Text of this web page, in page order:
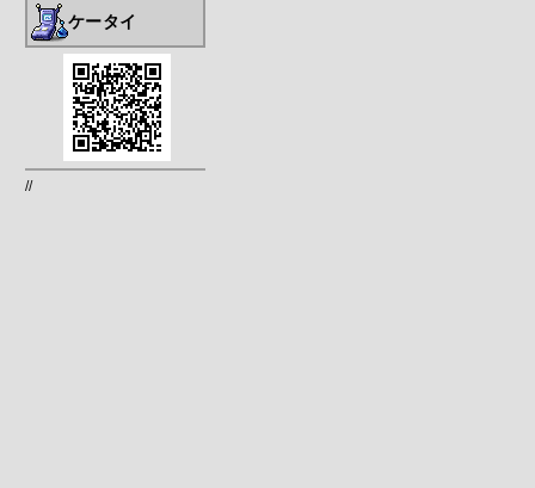
ケータイ
//